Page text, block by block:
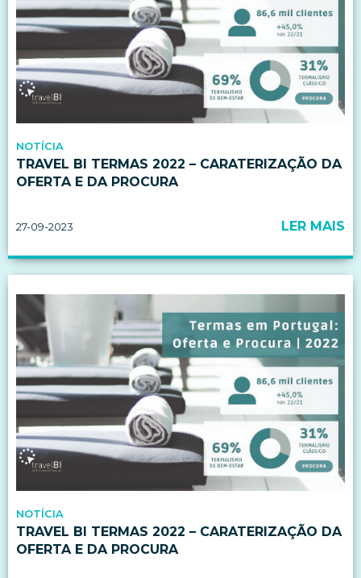
NOTÍCIA
TRAVEL BI TERMAS 2022 – CARATERIZAÇÃO DA
OFERTA E DA PROCURA
27-09-2023 LER MAIS
NOTÍCIA
TRAVEL BI TERMAS 2022 – CARATERIZAÇÃO DA
OFERTA E DA PROCURA